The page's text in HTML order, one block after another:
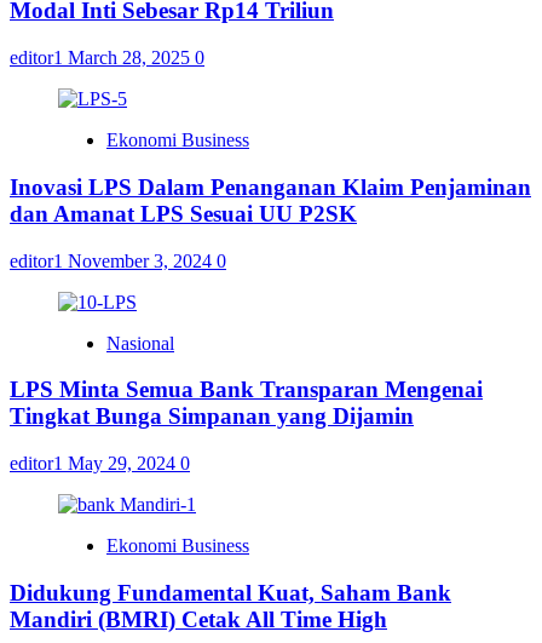
Modal Inti Sebesar Rp14 Triliun
editor1 March 28, 2025 0
Ekonomi Business
Inovasi LPS Dalam Penanganan Klaim Penjaminan
dan Amanat LPS Sesuai UU P2SK
editor1 November 3, 2024 0
Nasional
LPS Minta Semua Bank Transparan Mengenai
Tingkat Bunga Simpanan yang Dijamin
editor1 May 29, 2024 0
Ekonomi Business
Didukung Fundamental Kuat, Saham Bank
Mandiri (BMRI) Cetak All Time High